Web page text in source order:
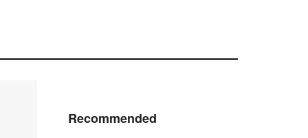
Recommended